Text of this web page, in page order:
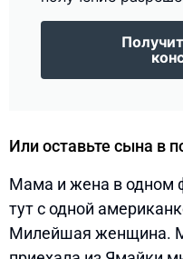
Или оставьте сына в
Мама и жена в одном
тут с одной
Милейшая женщина.